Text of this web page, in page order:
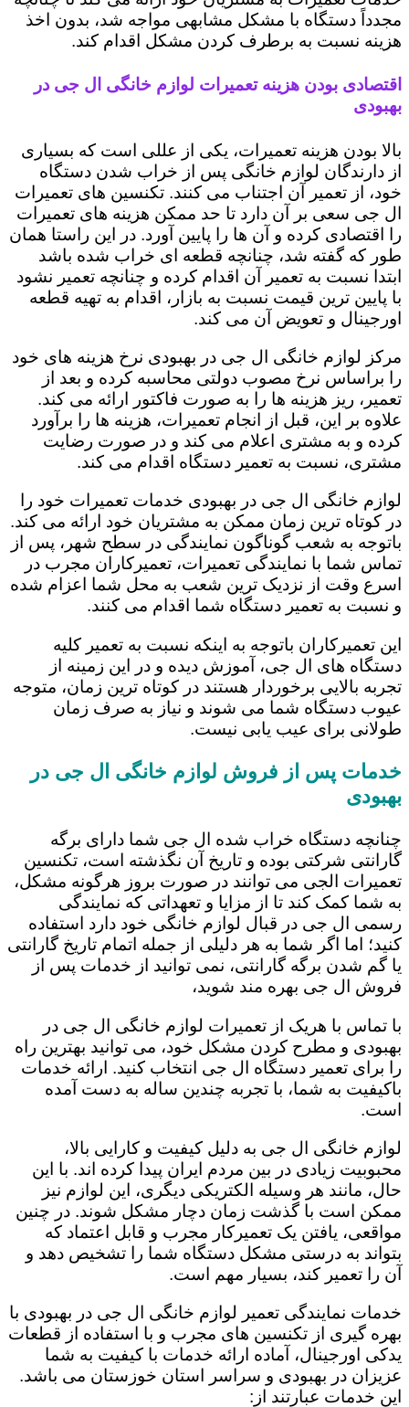
مجدداً دستگاه با مشکل مشابهی مواجه شد، بدون اخذ
هزینه نسبت به برطرف کردن مشکل اقدام کند.
اقتصادی بودن هزینه تعمیرات لوازم خانگی ال جی در
بهبودی
بالا بودن هزینه تعمیرات، یکی از عللی است که بسیاری
از دارندگان لوازم خانگی پس از خراب شدن دستگاه
خود، از تعمیر آن اجتناب می کنند. تکنسین های تعمیرات
ال جی سعی بر آن دارد تا حد ممکن هزینه های تعمیرات
را اقتصادی کرده و آن ها را پایین آورد. در این راستا همان
طور که گفته شد، چنانچه قطعه ای خراب شده باشد
ابتدا نسبت به تعمیر آن اقدام کرده و چنانچه تعمیر نشود
با پایین ترین قیمت نسبت به بازار، اقدام به تهیه قطعه
اورجینال و تعویض آن می کند.
مرکز لوازم خانگی ال جی در بهبودی نرخ هزینه های خود
را براساس نرخ مصوب دولتی محاسبه کرده و بعد از
تعمیر، ریز هزینه ها را به صورت فاکتور ارائه می کند.
علاوه بر این، قبل از انجام تعمیرات، هزینه ها را برآورد
کرده و به مشتری اعلام می کند و در صورت رضایت
مشتری، نسبت به تعمیر دستگاه اقدام می کند.
لوازم خانگی ال جی در بهبودی خدمات تعمیرات خود را
در کوتاه ترین زمان ممکن به مشتریان خود ارائه می کند.
باتوجه به شعب گوناگون نمایندگی در سطح شهر، پس از
تماس شما با نمایندگی تعمیرات، تعمیرکاران مجرب در
اسرع وقت از نزدیک ترین شعب به محل شما اعزام شده
و نسبت به تعمیر دستگاه شما اقدام می کنند.
این تعمیرکاران باتوجه به اینکه نسبت به تعمیر کلیه
دستگاه های ال جی، آموزش دیده و در این زمینه از
تجربه بالایی برخوردار هستند در کوتاه ترین زمان، متوجه
عیوب دستگاه شما می شوند و نیاز به صرف زمان
طولانی برای عیب یابی نیست.
خدمات پس از فروش لوازم خانگی ال جی در
بهبودی
چنانچه دستگاه خراب شده ال جی شما دارای برگه
گارانتی شرکتی بوده و تاریخ آن نگذشته است، تکنسین
تعمیرات الجی می توانند در صورت بروز هرگونه مشکل،
به شما کمک کند تا از مزایا و تعهداتی که نمایندگی
رسمی ال جی در قبال لوازم خانگی خود دارد استفاده
کنید؛ اما اگر شما به هر دلیلی از جمله اتمام تاریخ گارانتی
یا گم شدن برگه گارانتی، نمی توانید از خدمات پس از
فروش ال جی بهره مند شوید،
با تماس با هریک از تعمیرات لوازم خانگی ال جی در
بهبودی و مطرح کردن مشکل خود، می توانید بهترین راه
را برای تعمیر دستگاه ال جی انتخاب کنید. ارائه خدمات
باکیفیت به شما، با تجربه چندین ساله به دست آمده
است.
لوازم خانگی ال جی به دلیل کیفیت و کارایی بالا،
محبوبیت زیادی در بین مردم ایران پیدا کرده اند. با این
حال، مانند هر وسیله الکتریکی دیگری، این لوازم نیز
ممکن است با گذشت زمان دچار مشکل شوند. در چنین
مواقعی، یافتن یک تعمیرکار مجرب و قابل اعتماد که
بتواند به درستی مشکل دستگاه شما را تشخیص دهد و
آن را تعمیر کند، بسیار مهم است.
خدمات نمایندگی تعمیر لوازم خانگی ال جی در بهبودی با
بهره گیری از تکنسین های مجرب و با استفاده از قطعات
یدکی اورجینال، آماده ارائه خدمات با کیفیت به شما
عزیزان در بهبودی و سراسر استان خوزستان می باشد.
این خدمات عبارتند از: